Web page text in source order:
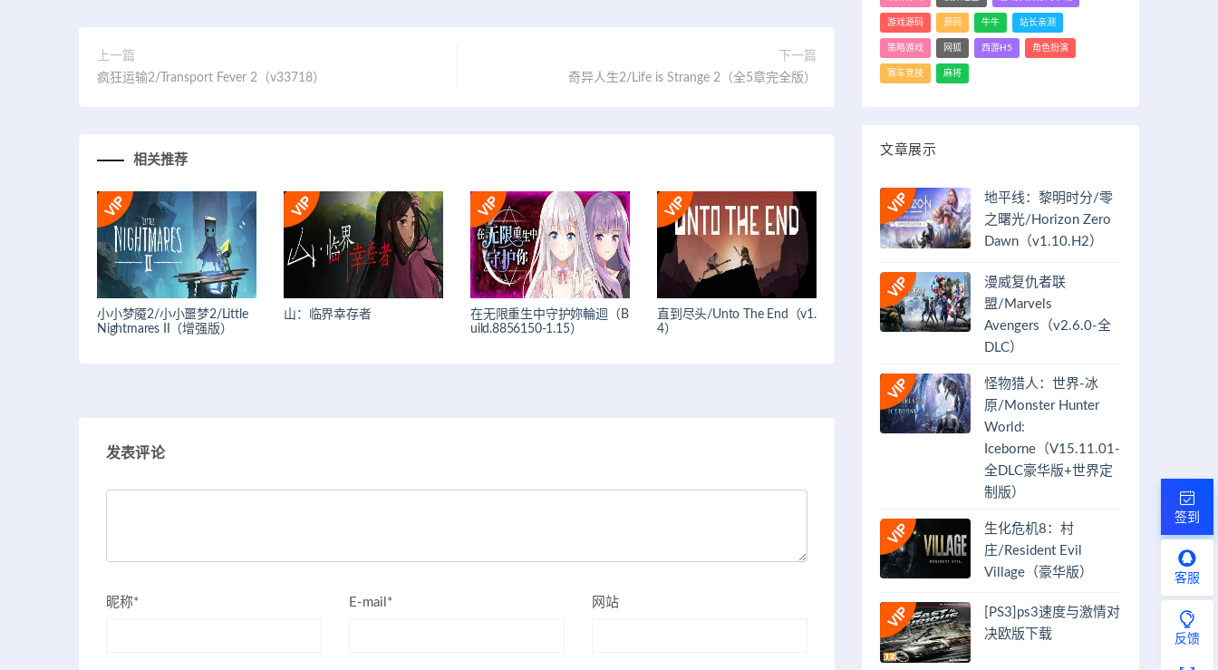
上一篇
疯狂运输2/Transport Fever 2（v33718）
下一篇
奇异人生2/Life is Strange 2（全5章完全版）
相关推荐
小小梦魇2/小小噩梦2/Little
Nightmares II（增强版）
山：临界幸存者
在无限重生中守护妳輪迴（B
uild.8856150-1.15）
直到尽头/Unto The End（v1.
4）
发表评论
昵称* E-mail* 网站
游戏源码 源码 牛牛 站长亲测
策略游戏 网狐 西游H5 角色扮演
赛车竞技 麻将
文章展示
地平线：黎明时分/零
之曙光/Horizon Zero
Dawn（v1.10.H2）
漫威复仇者联
盟/Marvels
Avengers（v2.6.0-全
DLC）
怪物猎人：世界-冰
原/Monster Hunter
World:
Iceborne（V15.11.01-
全DLC豪华版+世界定
制版）
生化危机8：村
庄/Resident Evil
Village（豪华版）
[PS3]ps3速度与激情对
决欧版下载
签到
客服
反馈